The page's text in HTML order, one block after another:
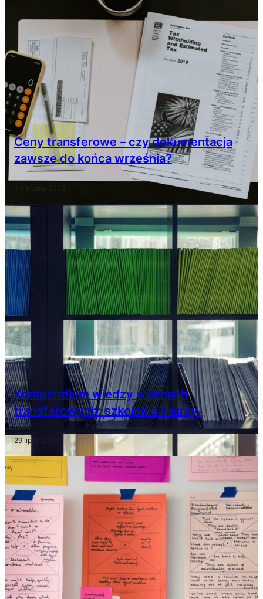
Ceny transferowe – czy dokumentacja
zawsze do końca września?
3 sierpnia 2026
Kompendium wiedzy o cenach
transferowych: szkolenia i kursy.
29 lipca 2026